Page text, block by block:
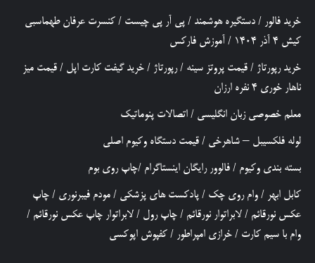
خرید فالور / دستگیره هوشمند / پی آر پی چیست / کنسرت عرفان طهماسبی
کیش 4 آذر 1404
/ آموزش فارکس
خرید رپورتاژ / قیمت پروتز سینه /رپورتاژ / خرید گیفت کارت اپل / قیمت میز
ناهار خوری 4 نفره ارزان
معلم خصوصی زبان انگلیسی / اتصالات پنوماتیک
لوله فلکسیبل – شاهرخی / قیمت دستگاه وکیوم اصلی
بسته بندی وکیوم / فالوور رایگان اینستاگرام /چاپ روی بوم
کابل ابهر / وام روی چک / پادکست های پزشکی / مودم فیبرنوری / چاپ
عکس نورقائم / لابراتوار نورقائم / چاپ رول / لابراتوار چاپ عکس نورقائم /
وام با سیم کارت / خرازی امپراطور / کفپوش اپوکسی